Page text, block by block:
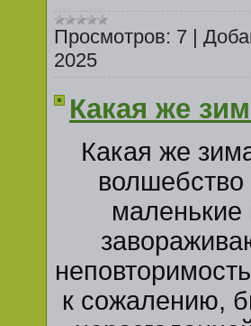
Просмотров: 7 |
2025
Какая же
Какая же
маленькие
к сожалению,